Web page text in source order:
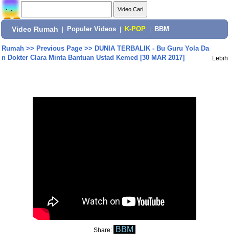
Video Rumah Populer Videos K-POP BBM
Rumah>> Previous Page>> DUNIA TERBALIK - Bu Guru Yola Da
n Dokter Clara Minta Bantuan Ustad Kemed [30 MAR 2017]
Lebih
Share: BBM